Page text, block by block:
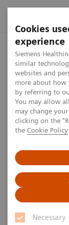
Cookies
experience
Siemens
similar
websites and
more about how
by referring to
You may allow
may change
clicking on the
the Cookie Policy
Necessary
Startseite
Quartal
das dritte